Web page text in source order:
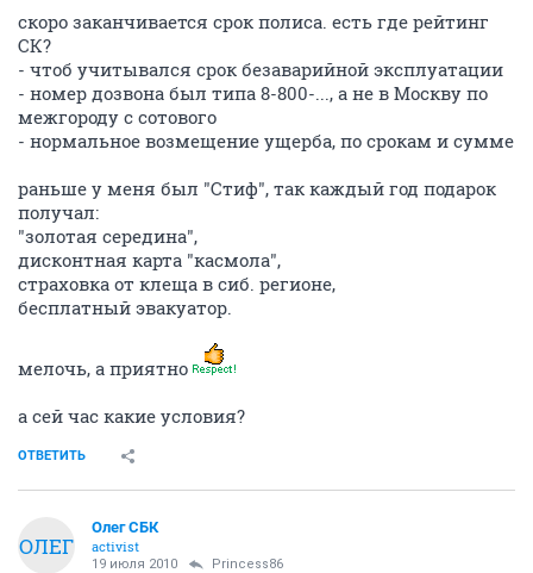
скоро заканчивается срок полиса. есть где рейтинг
СК?
- чтоб учитывался срок безаварийной эксплуатации
- номер дозвона был типа 8-800-..., а не в Москву по
межгороду с сотового
- нормальное возмещение ущерба, по срокам и сумме
раньше у меня был "Стиф", так каждый год подарок
получал:
"золотая середина",
дисконтная карта "касмола",
страховка от клеща в сиб. регионе,
бесплатный эвакуатор.
мелочь, а приятно
а сей час какие условия?
ОТВЕТИТЬ
ОЛЕГ
Олег СБК
activist
19 июля 2010 Princess86